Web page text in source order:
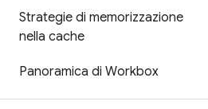
Strategie di memorizzazione
nella cache
Panoramica di Workbox